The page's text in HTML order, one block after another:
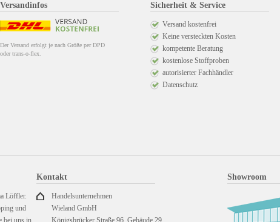
Versandinfos
Der Versand erfolgt je nach Größe per DPD
oder trans-o-flex.
Sicherheit & Service
Versand kostenfrei
Keine versteckten Kosten
kompetente Beratung
kostenlose Stoffproben
autorisierter Fachhändler
Datenschutz
Löffler.
und
bei uns in
Kontakt
Handelsunternehmen
Wieland GmbH
Königsbrücker Straße 96, Gebäude 29
Showroom